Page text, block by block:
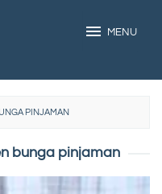
MENU
PINJAMAN
bunga pinjaman